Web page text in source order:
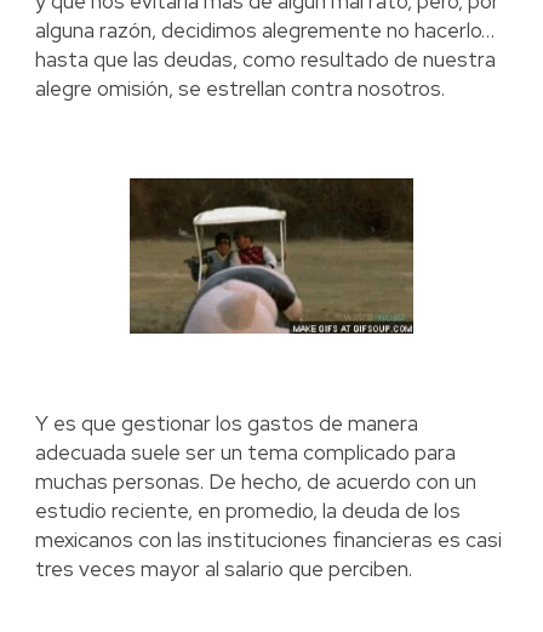
alguna razón, decidimos alegremente no hacerlo…
hasta que las deudas, como resultado de nuestra
alegre omisión, se estrellan contra nosotros.
Y es que gestionar los gastos de manera
adecuada suele ser un tema complicado para
muchas personas. De hecho, de acuerdo con un
estudio reciente, en promedio, la deuda de los
mexicanos con las instituciones financieras es casi
tres veces mayor al salario que perciben.